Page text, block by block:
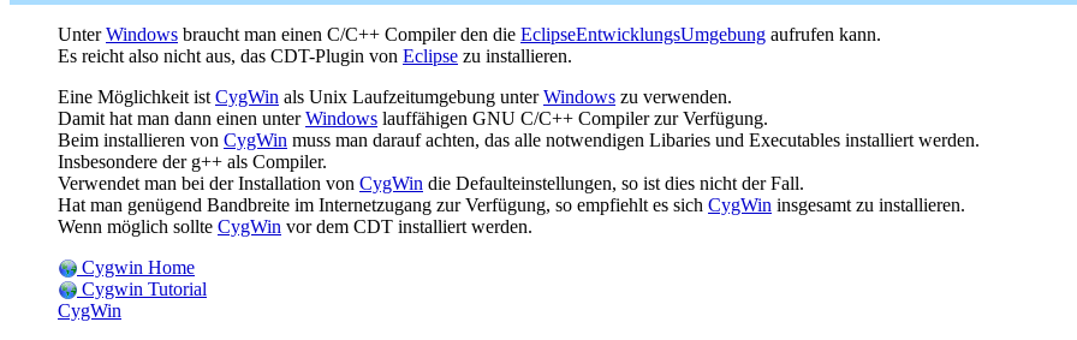
UnterWindows braucht man einen C/C++ Compiler den die EclipseEntwicklungsUmgebung aufrufen kann.
Es reicht also nicht aus, das CDT-Plugin von Eclipse zu installieren.
Eine Möglichkeit ist CygWin als Unix Laufzeitumgebung unterWindows zu verwenden.
Damit hat man dann einen unterWindows lauffähigen GNU C/C++ Compiler zur Verfügung.
Beim installieren von CygWin muss man darauf achten, das alle notwendigen Libaries und Executables installiert werden.
Insbesondere der g++ als Compiler.
Verwendet man bei der Installation von CygWin die Defaulteinstellungen, so ist dies nicht der Fall.
Hat man genügend Bandbreite im Internetzugang zur Verfügung, so empfiehlt es sich CygWin insgesamt zu installieren.
Wenn möglich sollte CygWin vor dem CDT installiert werden.
Cygwin Home
Cygwin Tutorial
CygWin